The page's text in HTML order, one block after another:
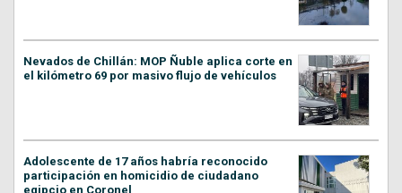
Nevados de Chillán: MOP Ñuble aplica corte en
el kilómetro 69 por masivo flujo de vehículos
Adolescente de 17 años habría reconocido
participación en homicidio de ciudadano
egipcio en Coronel